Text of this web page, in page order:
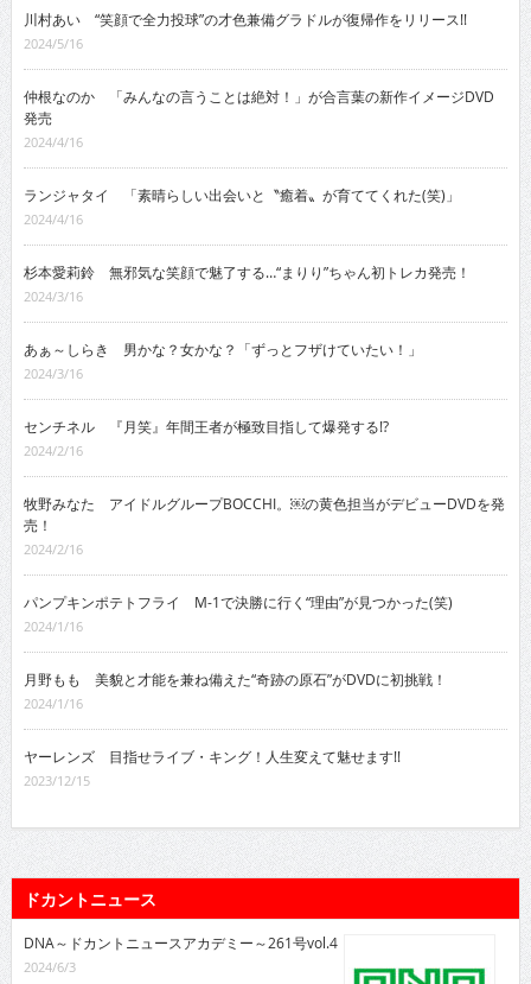
川村あい “笑顔で全力投球”の才色兼備グラドルが復帰作をリリース!!
2024/5/16
仲根なのか 「みんなの言うことは絶対！」が合言葉の新作イメージDVD
発売
2024/4/16
ランジャタイ 「素晴らしい出会いと〝癒着〟が育ててくれた(笑)」
2024/4/16
杉本愛莉鈴 無邪気な笑顔で魅了する…“まりり”ちゃん初トレカ発売！
2024/3/16
あぁ～しらき 男かな？女かな？「ずっとフザけていたい！」
2024/3/16
センチネル 『月笑』年間王者が極致目指して爆発する!?
2024/2/16
牧野みなた アイドルグループBOCCHI。￼の黄色担当がデビューDVDを発
売！
2024/2/16
パンプキンポテトフライ M-1で決勝に行く“理由”が見つかった(笑)
2024/1/16
月野もも 美貌と才能を兼ね備えた“奇跡の原石”がDVDに初挑戦！
2024/1/16
ヤーレンズ 目指せライブ・キング！人生変えて魅せます!!
2023/12/15
ドカントニュース
DNA～ドカントニュースアカデミー～261号vol.4
2024/6/3